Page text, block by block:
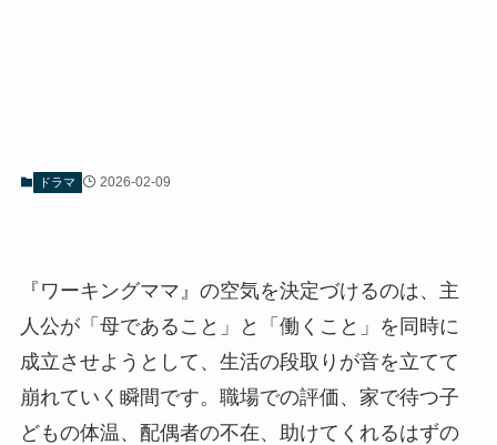
ドラマ 2026-02-09
『ワーキングママ』の空気を決定づけるのは、主
人公が「母であること」と「働くこと」を同時に
成立させようとして、生活の段取りが音を立てて
崩れていく瞬間です。職場での評価、家で待つ子
どもの体温、配偶者の不在、助けてくれるはずの